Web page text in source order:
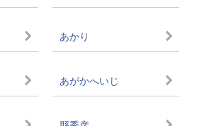
あかり
あがかへいじ